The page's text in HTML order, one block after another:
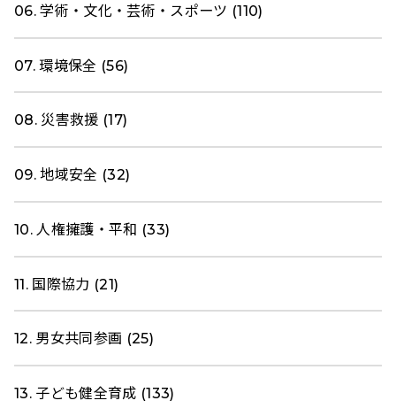
06. 学術・文化・芸術・スポーツ (110)
07. 環境保全 (56)
08. 災害救援 (17)
09. 地域安全 (32)
10. 人権擁護・平和 (33)
11. 国際協力 (21)
12. 男女共同参画 (25)
13. 子ども健全育成 (133)